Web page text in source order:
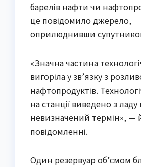
барелів нафти чи
це повідомило джерело,
оприлюднивши
«Значна частина
вигоріла у зв’язку з
нафтопродуктів.
на станції виведено з ладу
невизначений термін», —
повідомленні.
Один резервуар об’ємом